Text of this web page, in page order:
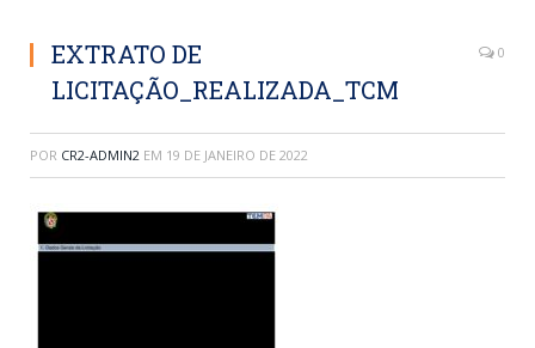
EXTRATO DE
LICITAÇÃO_REALIZADA_TCM
0
POR CR2-ADMIN2 EM 19 DE JANEIRO DE 2022